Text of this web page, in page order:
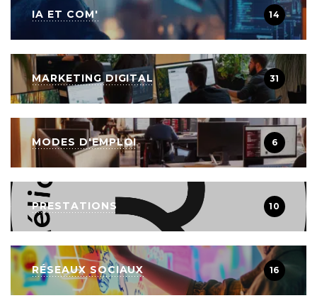
IA ET COM' 14
MARKETING DIGITAL 31
MODES D'EMPLOI 6
PRESTATIONS 10
RÉSEAUX SOCIAUX 16